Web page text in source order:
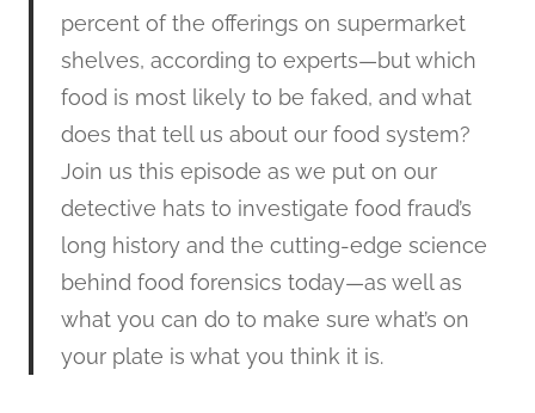
percent of the offerings on supermarket
shelves, according to experts—but which
food is most likely to be faked, and what
does that tell us about our food system?
Join us this episode as we put on our
detective hats to investigate food fraud’s
long history and the cutting-edge science
behind food forensics today—as well as
what you can do to make sure what’s on
your plate is what you think it is.